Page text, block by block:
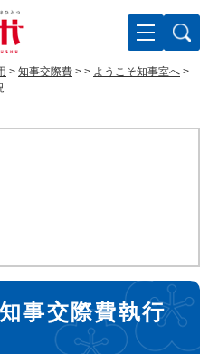
> 知事交際費 > > ようこそ知事室へ >
事交際費執行